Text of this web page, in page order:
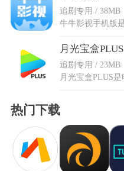
追剧专用 / 38MB
月光宝盒PLUS
追剧专用 / 23MB
热门下载